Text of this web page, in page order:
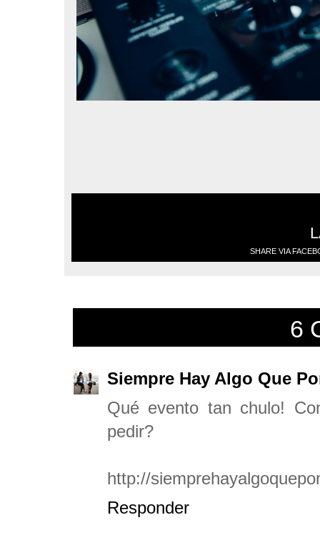
SHARE VIA
6
Siempre Hay Algo Que
Qué evento tan chulo!
pedir?
http://
Responder